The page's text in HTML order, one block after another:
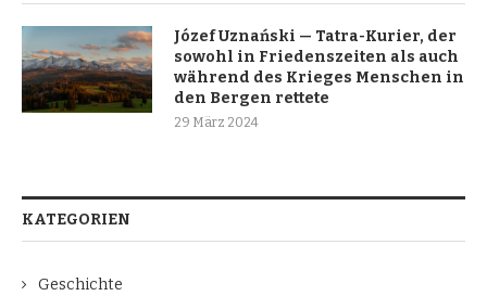
Józef Uznański — Tatra-Kurier, der
sowohl in Friedenszeiten als auch
während des Krieges Menschen in
den Bergen rettete
29 März 2024
KATEGORIEN
Geschichte